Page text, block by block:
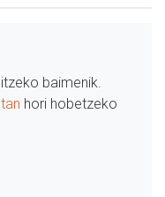
baimenik.
hori hobetzeko